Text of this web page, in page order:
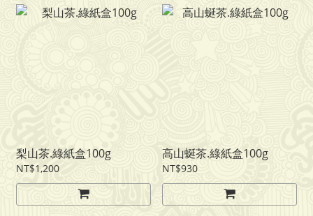
梨山茶.綠紙盒100g
NT$1,200
高山蜒茶.綠紙盒100g
NT$930